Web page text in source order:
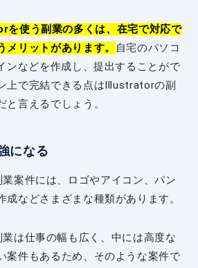
使う副業の多くは、在宅で対応で
メリットがあります。
自宅のパソコ
ンなどを作成し、提出することがで
上で完結できる点はIllustratorの副
言えるでしょう。
になる
案件には、ロゴやアイコン、パン
成などさまざまな種類があります。
は仕事の幅も広く、中には高度な
案件もあるため、そのような案件で